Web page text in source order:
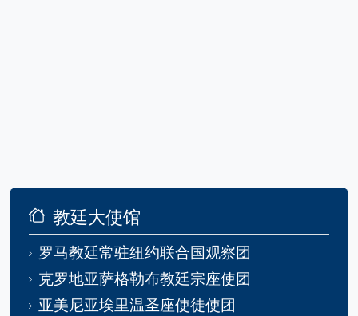
教廷大使馆
罗马教廷常驻纽约联合国观察团
克罗地亚萨格勒布教廷宗座使团
亚美尼亚埃里温圣座使徒使团